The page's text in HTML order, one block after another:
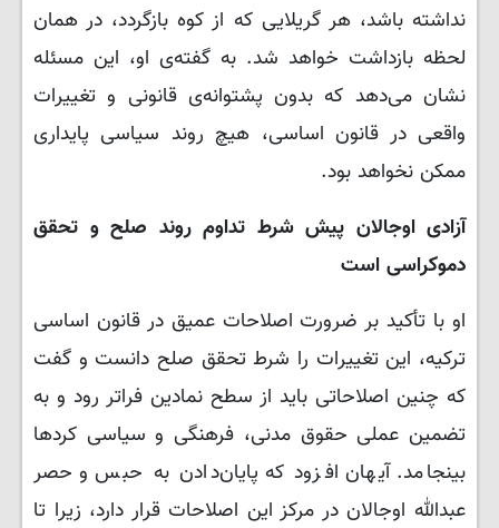
نداشته باشد، هر گریلایی که از کوه بازگردد، در همان
لحظه بازداشت خواهد شد. به گفته‌ی او، این مسئله
نشان می‌دهد که بدون پشتوانه‌ی قانونی و تغییرات
واقعی در قانون اساسی، هیچ روند سیاسی پایداری
ممکن نخواهد بود.
آزادی اوجالان پیش شرط تداوم روند صلح و تحقق
دموکراسی است
او با تأکید بر ضرورت اصلاحات عمیق در قانون اساسی
ترکیه، این تغییرات را شرط تحقق صلح دانست و گفت
که چنین اصلاحاتی باید از سطح نمادین فراتر رود و به
تضمین عملی حقوق مدنی، فرهنگی و سیاسی کردها
بینجامد. آیهان افزود که پایان‌دادن به حبس و حصر
عبدالله اوجالان در مرکز این اصلاحات قرار دارد، زیرا تا